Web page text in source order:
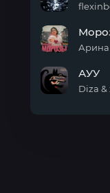
убивает
Арина
АУУ
Diza &